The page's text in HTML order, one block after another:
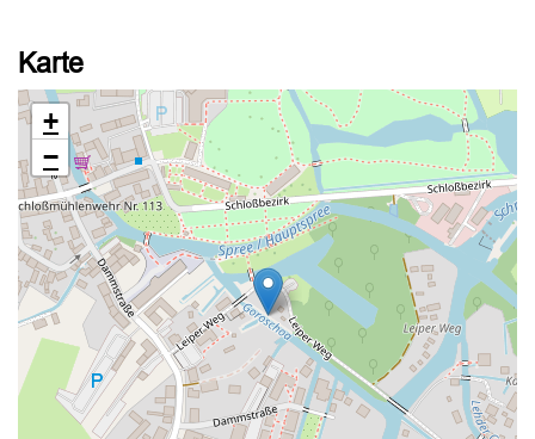
Karte
+
−